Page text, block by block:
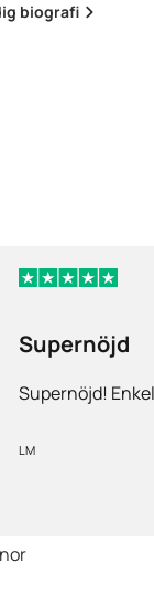
biografi
Supernöjd
Supernöjd!
LM